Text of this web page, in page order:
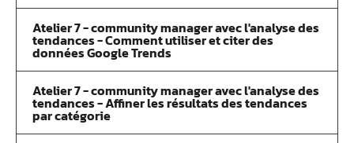
Atelier 7 - community manager avec l'analyse des
tendances - Comment utiliser et citer des
données Google Trends
Atelier 7 - community manager avec l'analyse des
tendances - Affiner les résultats des tendances
par catégorie